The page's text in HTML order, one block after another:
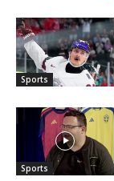
Sports
Sports